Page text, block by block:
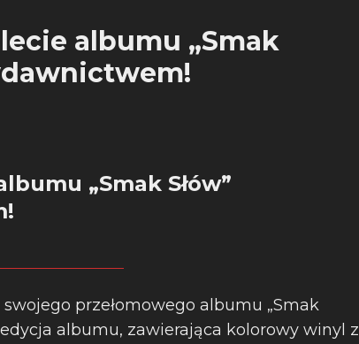
albumu „Smak
„Smak Słów”
przełomowego albumu „Smak
albumu, zawierająca kolorowy winyl z